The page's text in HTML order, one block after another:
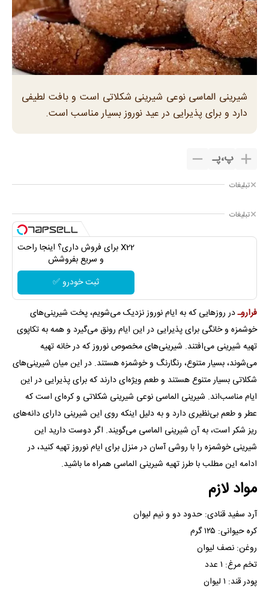
شیرینی الماسی نوعی شیرینی شکلاتی است و بافت لطیفی
دارد و برای پذیرایی در عید نوروز بسیار مناسب است.
پ،پـ
تبلیغات
تبلیغات
X22 برای فروش داری؟ اینجا راحت
و سریع بفروشش
ثبت خودرو ✅
فراروـدر روز‌هایی که به ایام نوروز نزدیک می‌شویم، پخت شیرینی‌های
خوشمزه و خانگی برای پذیرایی در این ایام رونق می‌گیرد و همه به تکاپوی
تهیه شیرینی می‌افتند. شیرینی‌های مخصوص نوروز که در خانه تهیه
می‌شوند، بسیار متنوع، رنگارنگ و خوشمزه هستند. در این میان شیرینی‌های
شکلاتی بسیار متنوع هستند و طعم ویژه‌ای دارند که برای پذیرایی در این
ایام مناسب‌اند. شیرینی الماسی نوعی شیرینی شکلاتی و کره‌ای است که
عطر و طعم بی‌نظیری دارد و به دلیل اینکه روی این شیرینی دارای دانه‌های
ریز شکر است، به آن شیرینی الماسی می‌گویند. اگر دوست دارید این
شیرینی خوشمزه را با روشی آسان در منزل برای ایام نوروز تهیه کنید، در
ادامه این مطلب با طرز تهیه شیرینی الماسی همراه ما باشید.
مواد لازم
آرد سفید قنادی: حدود دو و نیم لیوان
کره حیوانی: ۱۲۵ گرم
روغن: نصف لیوان
تخم مرغ: ۱ عدد
پودر قند: ۱ لیوان